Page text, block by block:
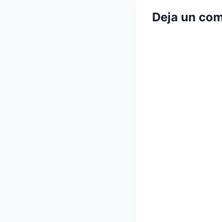
Deja un